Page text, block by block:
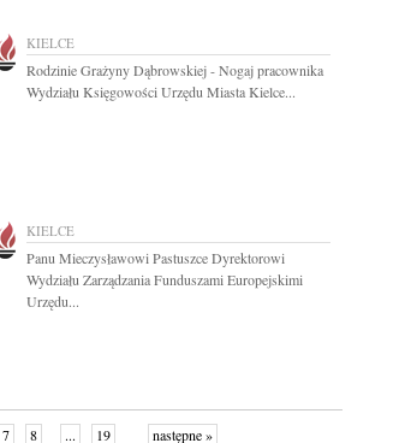
KIELCE
Rodzinie Grażyny Dąbrowskiej - Nogaj pracownika
Wydziału Księgowości Urzędu Miasta Kielce...
KIELCE
Panu Mieczysławowi Pastuszce Dyrektorowi
Wydziału Zarządzania Funduszami Europejskimi
Urzędu...
7 8 ... 19 następne »